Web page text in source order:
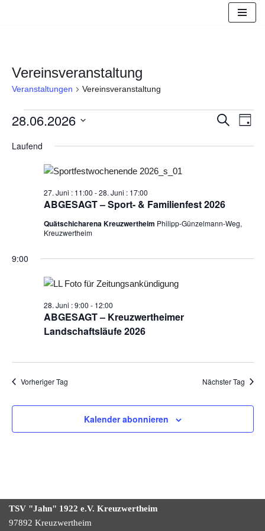
Vereinsveranstaltung
Veranstaltungen Vereinsveranstaltung
Suche
Suche
Tag
28.06.2026
wählen.
Laufend
ABGESAGT – Sport- & Familienfest 2026
27. Juni : 11:00 -28. Juni : 17:00
Quätschicharena Kreuzwertheim Philipp-Günzelmann-Weg,
Kreuzwertheim
9:00
ABGESAGT – Kreuzwertheimer
Landschaftsläufe 2026
28. Juni : 9:00 - 12:00
Vorheriger Tag Nächster Tag
Kalender abonnieren
TSV "Jahn" 1922 e.V. Kreuzwertheim
97892 Kreuzwertheim